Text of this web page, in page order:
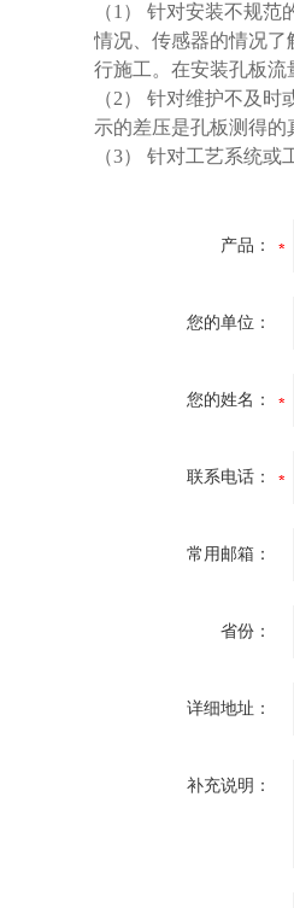
（1） 针对安装不规
情况、传感器的情况
行施工。在安装孔板
（2） 针对维护不及
示的差压是孔板测得
（3） 针对工艺系统
产品：
您的单位：
您的姓名：
联系电话：
常用邮箱：
省份：
详细地址：
补充说明：